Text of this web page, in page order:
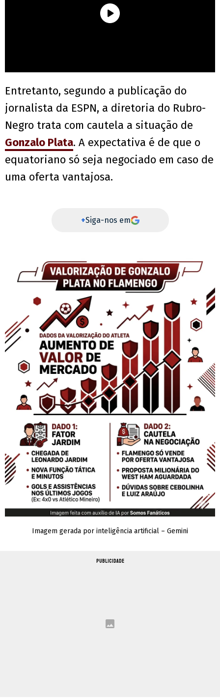
Entretanto, segundo a publicação do
jornalista da ESPN, a diretoria do Rubro-
Negro trata com cautela a situação de
Gonzalo Plata. A expectativa é de que o
equatoriano só seja negociado em caso de
uma oferta vantajosa.
+Siga-nos em
Imagem gerada por inteligência artificial – Gemini
PUBLICIDADE